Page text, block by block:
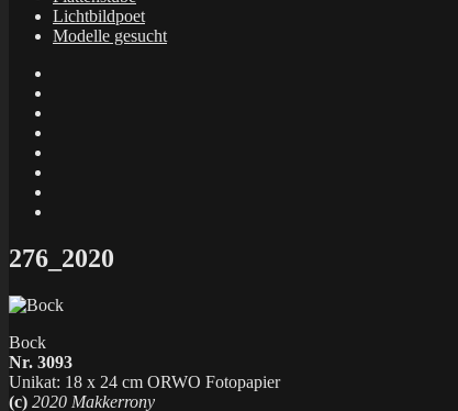
Lichtbildpoet
Modelle gesucht
X
276_2020
Bock
Nr. 3093
Unikat: 18 x 24 cm ORWO Fotopapier
(c) 2020 Makkerrony